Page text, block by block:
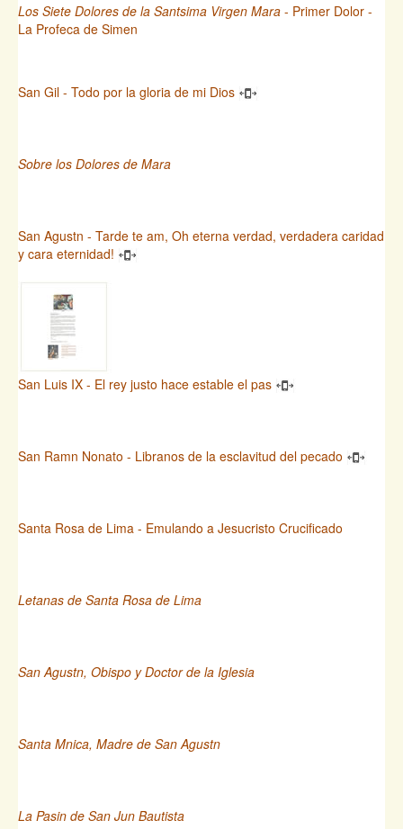
Los Siete Dolores de la Santsima Virgen Mara - Primer Dolor -
La Profeca de Simen
San Gil - Todo por la gloria de mi Dios
Sobre los Dolores de Mara
San Agustn - Tarde te am, Oh eterna verdad, verdadera caridad
y cara eternidad!
San Luis IX - El rey justo hace estable el pas
San Ramn Nonato - Libranos de la esclavitud del pecado
Santa Rosa de Lima - Emulando a Jesucristo Crucificado
Letanas de Santa Rosa de Lima
San Agustn, Obispo y Doctor de la Iglesia
Santa Mnica, Madre de San Agustn
La Pasin de San Jun Bautista